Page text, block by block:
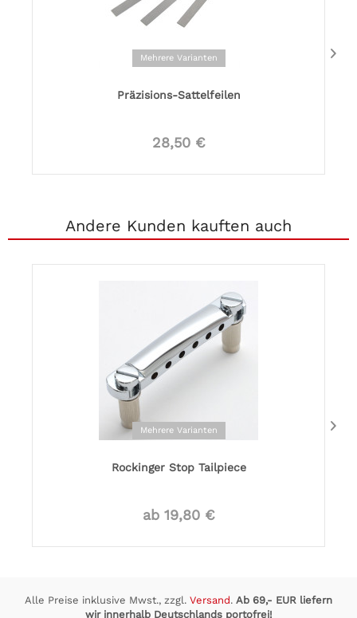
Mehrere Varianten
Präzisions-Sattelfeilen
28,50 €
Andere Kunden kauften auch
Mehrere Varianten
Rockinger Stop Tailpiece
ab 19,80 €
Alle Preise inklusive Mwst., zzgl. Versand. Ab 69,- EUR liefern
wir innerhalb Deutschlands portofrei!